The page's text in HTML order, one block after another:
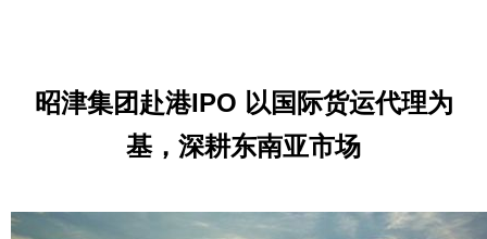
昭津集团赴港IPO 以国际货运代理为
基，深耕东南亚市场